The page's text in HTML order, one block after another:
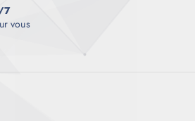
7
vous